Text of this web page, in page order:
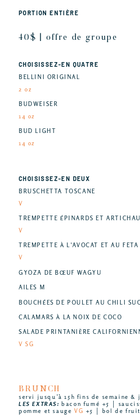
PORTION ENTIÈRE
40$ | offre de groupe
CHOISISSEZ-EN QUATRE
BELLINI ORIGINAL
2 oz
BUDWEISER
14 oz
BUD LIGHT
14 oz
CHOISISSEZ-EN DEUX
BRUSCHETTA TOSCANE
V
TREMPETTE ÉPINARDS ET
V
TREMPETTE À L'AVOCAT ET AU FETA
V
GYOZA DE BŒUF WAGYU
AILES M
BOUCHÉES DE POULET AU CHILI
CALAMARS À LA NOIX DE COCO
SALADE PRINTANIÈRE
V SG
BRUNCH
servi jusqu'à 15h fins de semaine &
LES EXTRAS:bacon fumé +5 │
pomme et sauge VG +5 │ bol de